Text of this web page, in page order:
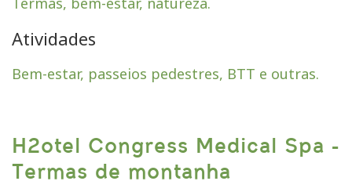
Atividades
Bem-estar, passeios pedestres, BTT e outras.
H2otel Congress Medical Spa -
Termas de montanha